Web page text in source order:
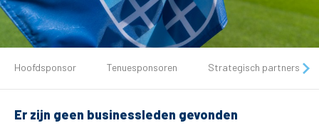
Tickets
Matchdays
Hoofdsponsor Tenuesponsoren Strategisch partners
Er zijn geen businessleden gevonden